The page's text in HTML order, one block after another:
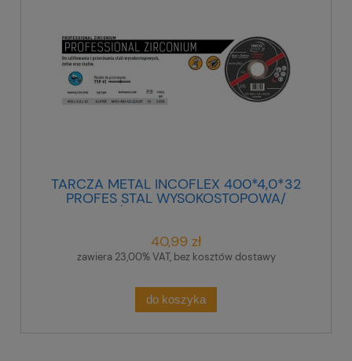
TARCZA METAL INCOFLEX 400*4,0*32
PROFES STAL WYSOKOSTOPOWA/
ŻELIWO/STALIWO.
40,99 zł
zawiera 23,00% VAT, bez kosztów dostawy
do koszyka